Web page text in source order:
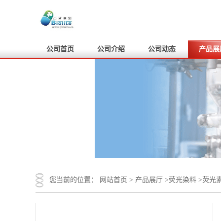
公司首页 公司介绍 公司动态 产品展
您当前的位置： 网站首页 > 产品展厅 >荧光染料 >荧光